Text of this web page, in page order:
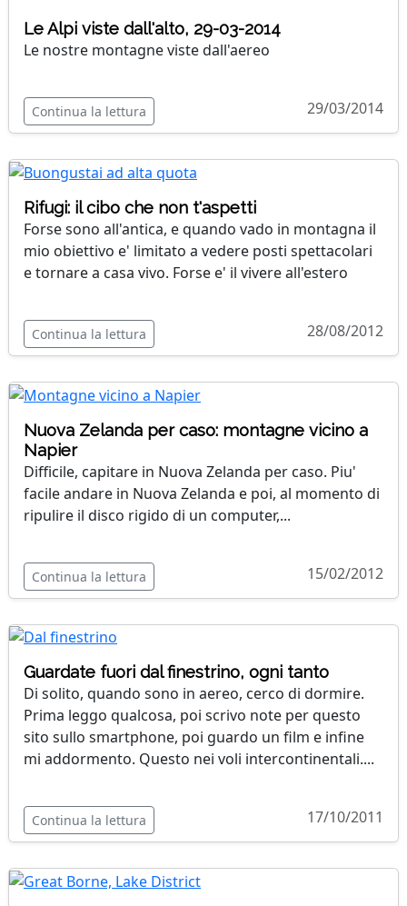
Le Alpi viste dall'alto, 29-03-2014
Le nostre montagne viste dall'aereo
Continua la lettura 29/03/2014
Rifugi: il cibo che non t'aspetti
Forse sono all'antica, e quando vado in montagna il
mio obiettivo e' limitato a vedere posti spettacolari
e tornare a casa vivo. Forse e' il vivere all'estero
Continua la lettura 28/08/2012
Nuova Zelanda per caso: montagne vicino a
Napier
Difficile, capitare in Nuova Zelanda per caso. Piu'
facile andare in Nuova Zelanda e poi, al momento di
ripulire il disco rigido di un computer,...
Continua la lettura 15/02/2012
Guardate fuori dal finestrino, ogni tanto
Di solito, quando sono in aereo, cerco di dormire.
Prima leggo qualcosa, poi scrivo note per questo
sito sullo smartphone, poi guardo un film e infine
mi addormento. Questo nei voli intercontinentali....
Continua la lettura 17/10/2011